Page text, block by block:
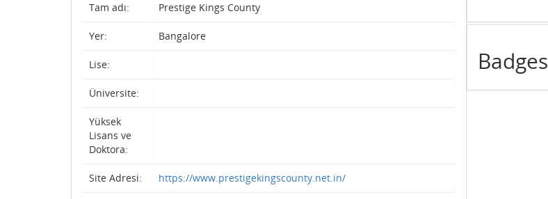
Tam adı: Prestige Kings County
Yer: Bangalore
Lise:
Üniversite:
Yüksek
Lisans ve
Doktora:
Site Adresi: https://www.prestigekingscounty.net.in/
Badges